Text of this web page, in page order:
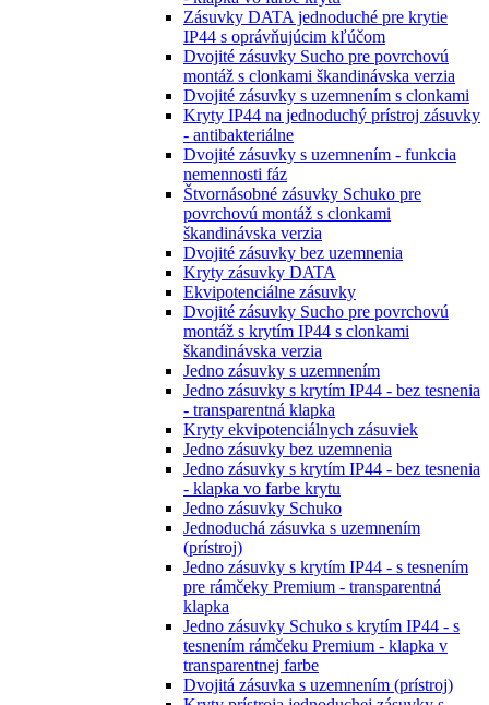
Zásuvky DATA jednoduché pre krytie
IP44 s oprávňujúcim kľúčom
Dvojité zásuvky Sucho pre povrchovú
montáž s clonkami škandinávska verzia
Dvojité zásuvky s uzemnením s clonkami
Kryty IP44 na jednoduchý prístroj zásuvky
- antibakteriálne
Dvojité zásuvky s uzemnením - funkcia
nemennosti fáz
Štvornásobné zásuvky Schuko pre
povrchovú montáž s clonkami
škandinávska verzia
Dvojité zásuvky bez uzemnenia
Kryty zásuvky DATA
Ekvipotenciálne zásuvky
Dvojité zásuvky Sucho pre povrchovú
montáž s krytím IP44 s clonkami
škandinávska verzia
Jedno zásuvky s uzemnením
Jedno zásuvky s krytím IP44 - bez tesnenia
- transparentná klapka
Kryty ekvipotenciálnych zásuviek
Jedno zásuvky bez uzemnenia
Jedno zásuvky s krytím IP44 - bez tesnenia
- klapka vo farbe krytu
Jedno zásuvky Schuko
Jednoduchá zásuvka s uzemnením
(prístroj)
Jedno zásuvky s krytím IP44 - s tesnením
pre rámčeky Premium - transparentná
klapka
Jedno zásuvky Schuko s krytím IP44 - s
tesnením rámčeku Premium - klapka v
transparentnej farbe
Dvojitá zásuvka s uzemnením (prístroj)